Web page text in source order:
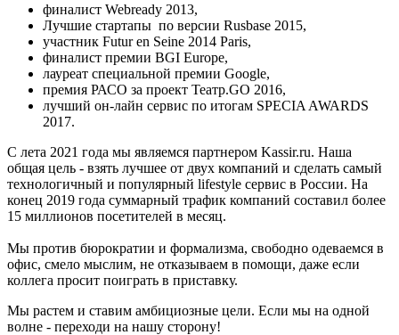
финалист Webready 2013,
Лучшие стартапы по версии Rusbase 2015,
участник Futur en Seine 2014 Paris,
финалист премии BGI Europe,
лауреат специальной премии Google,
премия РАСО за проект Театр.GO 2016,
лучший он-лайн сервис по итогам SPECIA AWARDS
2017.
C лета 2021 года мы являемся партнером Kassir.ru. Наша
общая цель - взять лучшее от двух компаний и сделать самый
технологичный и популярный lifestyle сервис в России. На
конец 2019 года суммарный трафик компаний составил более
15 миллионов посетителей в месяц.
Мы против бюрократии и формализма, свободно одеваемся в
офис, смело мыслим, не отказываем в помощи, даже если
коллега просит поиграть в приставку.
Мы растем и ставим амбициозные цели. Если мы на одной
волне - переходи на нашу сторону!